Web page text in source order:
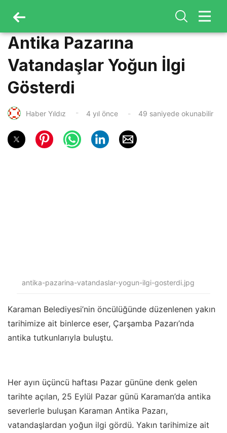
Antika Pazarına
Vatandaşlar Yoğun İlgi
Gösterdi
Haber Yıldız 4 yıl önce 49 saniyede okunabilir
antika-pazarina-vatandaslar-yogun-ilgi-gosterdi.jpg
Karaman Belediyesi’nin öncülüğünde düzenlenen yakın
tarihimize ait binlerce eser, Çarşamba Pazarı’nda
antika tutkunlarıyla buluştu.
Her ayın üçüncü haftası Pazar gününe denk gelen
tarihte açılan, 25 Eylül Pazar günü Karaman’da antika
severlerle buluşan Karaman Antika Pazarı,
vatandaşlardan yoğun ilgi gördü. Yakın tarihimize ait